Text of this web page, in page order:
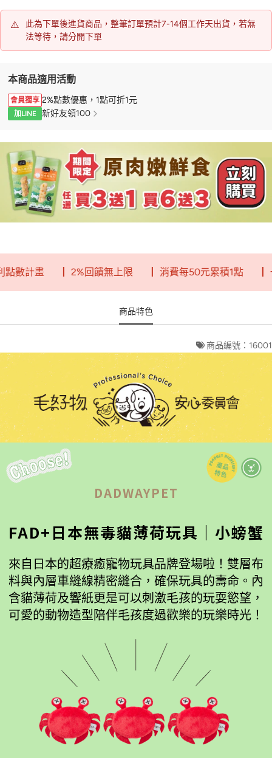
⚠️
此為下單後進貨商品，整筆訂單預計7-14個工作天出貨，若無
法等待，請分開下單
本商品適用活動
會員獨享 2%點數優惠，1點可折1元
加LINE 新好友領100
計畫 ┃ 2%回饋無上限 ┃ 消費每50元累積1點 ┃ 一
商品特色
商品編號：16001
DADWAYPET
FAD+日本無毒貓薄荷玩具｜小螃蟹
來自日本的超療癒寵物玩具品牌登場啦！雙層布
料與內層車縫線精密縫合，確保玩具的壽命。內
含貓薄荷及響紙更是可以刺激毛孩的玩耍慾望，
可愛的動物造型陪伴毛孩度過歡樂的玩樂時光！